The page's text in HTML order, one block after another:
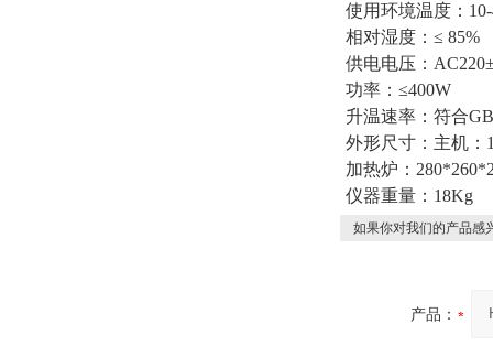
使用环境温度：
相对湿度：≤ 85%
供电电压：
功率：≤400W
升温速率：符合
外形尺寸：主机：
加热炉：
仪器重量：18Kg
如果你对我们的产品感
产品：